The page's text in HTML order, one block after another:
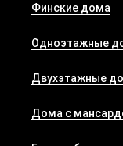
Финские дома
Одноэтажные
Двухэтажные
Дома с